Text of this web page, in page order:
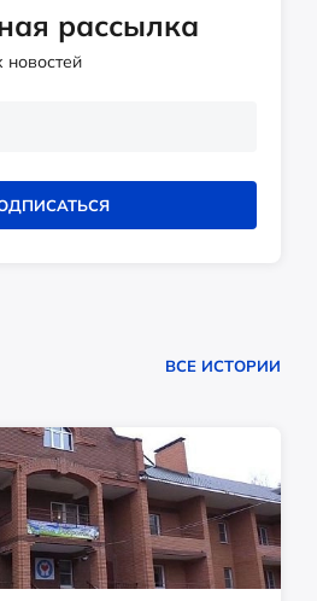
рассылка
ВСЕ ИСТОРИИ